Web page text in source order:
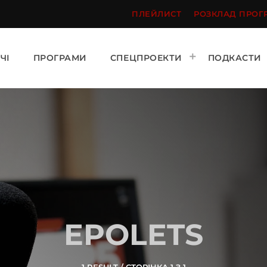
ПЛЕЙЛИСТ РОЗКЛАД
ПРОГРАМИ СПЕЦПРОЕКТИ ПОДКАСТИ
EPOLETS